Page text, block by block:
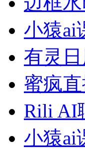
小猿ai
有灵
蜜疯
Rili AI
小猿ai